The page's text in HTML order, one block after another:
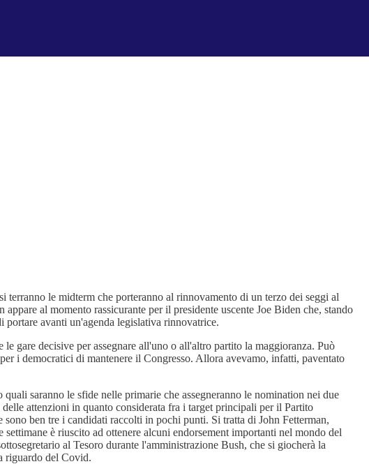
le midterm che porteranno al rinnovamento di un terzo dei seggi al
al momento rassicurante per il presidente uscente Joe Biden che, stando
avanti un'agenda legislativa rinnovatrice.
gare decisive per assegnare all'uno o all'altro partito la maggioranza. Può
i democratici di mantenere il Congresso. Allora avevamo, infatti, paventato
saranno le sfide nelle primarie che assegneranno le nomination nei due
attenzioni in quanto considerata fra i target principali per il Partito
ben tre i candidati raccolti in pochi punti. Si tratta di John Fetterman,
è riuscito ad ottenere alcuni endorsement importanti nel mondo del
al Tesoro durante l'amministrazione Bush, che si giocherà la
riguardo del Covid.